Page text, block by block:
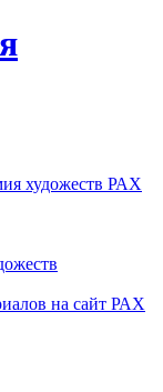
художеств РАХ
на сайт РАХ